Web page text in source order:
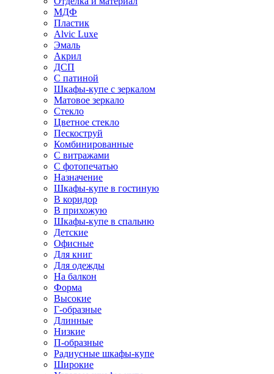
МДФ
Пластик
Alvic Luxe
Эмаль
Акрил
ДСП
С патиной
Шкафы-купе с зеркалом
Матовое зеркало
Стекло
Цветное стекло
Пескоструй
Комбинированные
С витражами
С фотопечатью
Назначение
Шкафы-купе в гостиную
В коридор
В прихожую
Шкафы-купе в спальню
Детские
Офисные
Для книг
Для одежды
На балкон
Форма
Высокие
Г-образные
Длинные
Низкие
П-образные
Радиусные шкафы-купе
Широкие